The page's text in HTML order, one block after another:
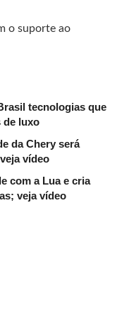
o suporte ao
tecnologias que
de luxo
da Chery será
vídeo
com a Lua e cria
veja vídeo